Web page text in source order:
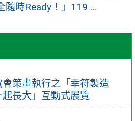
策畫執行之「幸符製造
長大」互動式展覽
隨時Ready！」119 ...